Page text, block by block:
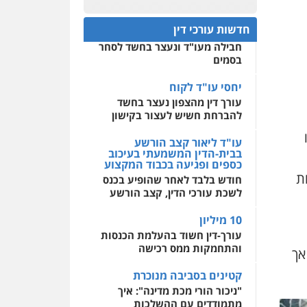
אך
ומעצרים סייבר ניהול
משברים פליליים
0506355388
עו"ד דרוויש נאשף
פלילי פשיעה חמורה
אדם
חליל ביאדי – משרד
עורכי דין
פלילי דיני תעבורה מעצרים
וחקירות פשיעה חמורה
0509636895
עו"ד איהאב זבידאת
פלילי פשיעה חמורה
פשע עבירות המתה
עבירות מין
0522508109
אחסון אתרים
לעורכי דין
אסירים עבירות מין
שירותים מקצועיים לעורכי
דין
0544500346
חדשות עורכי דין
חפץ חשוד
עצור בתיק ניסיון רצח קיבל
חבילה מעו"ד ונעצר בחשד לסחר
בסמים
יחסי עו"ד לקוח
עורך דין מהצפון נעצר בחשד
להברחת חשיש לעצור בקישון
עו"ד ליאור קצב הורשע
בבית-הדין המשמעתי בעיכוב
כספים ופגיעה בכבוד המקצוע
חודש בלבד לאחר שהופיע בכנס
לשכת עורכי הדין, קצב הורשע
10 מיליון
עורך-דין חשוד בהעלמת הכנסות
והתחמקות ממס רכישה
קטינים בסביבה מנוכרת
"ניכור הורי מכת מדינה": איך
מתמודדים עם ההשלכות